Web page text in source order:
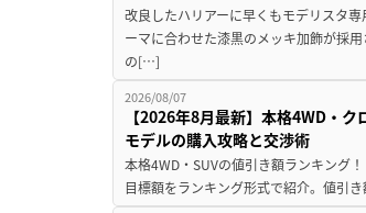
改良したハリアーに早くもモデリスタ
ーマに合わせた漆黒のメッキ加飾が採
の[…]
2026/08/07
【2026年8月最新】本格4WD・
モデルの購入攻略と交渉術
本格4WD・SUVの値引き額ランキング
目標額をランキング形式で紹介。値引